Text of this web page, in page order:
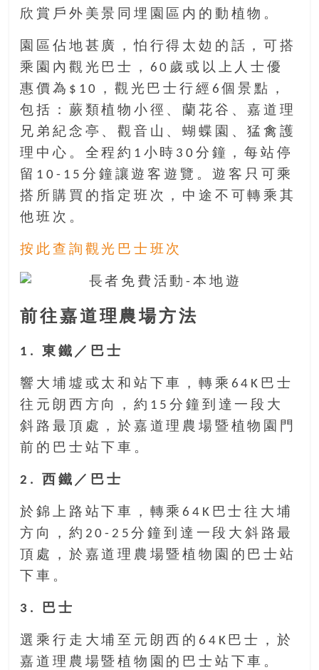
找
樂
齡
寶
藏。
一
抱
樂
觀
積
的
度，
接
盛
第
二
人
生。
欣賞戶外美景同埋園區内的動植物。
園區佔地甚廣，怕行得太攰的話，可搭
乘園內觀光巴士，60歲或以上人士優
惠價為$10，觀光巴士行經6個景點，
包括：蕨類植物小徑、蘭花谷、嘉道理
兄弟紀念亭、觀音山、蝴蝶園、猛禽護
理中心。全程約1小時30分鐘，每站停
留10-15分鐘讓遊客遊覽。遊客只可乘
搭所購買的指定班次，中途不可轉乘其
他班次。
按此查詢觀光巴士班次
前往嘉道理農場方法
1. 東鐵／巴士
響大埔墟或太和站下車，轉乘64K巴士
往元朗西方向，約15分鐘到達一段大
斜路最頂處，於嘉道理農場暨植物園門
前的巴士站下車。
2. 西鐵／巴士
於錦上路站下車，轉乘64K巴士往大埔
方向，約20-25分鐘到達一段大斜路最
頂處，於嘉道理農場暨植物園的巴士站
下車。
3. 巴士
選乘行走大埔至元朗西的64K巴士，於
嘉道理農場暨植物園的巴士站下車。